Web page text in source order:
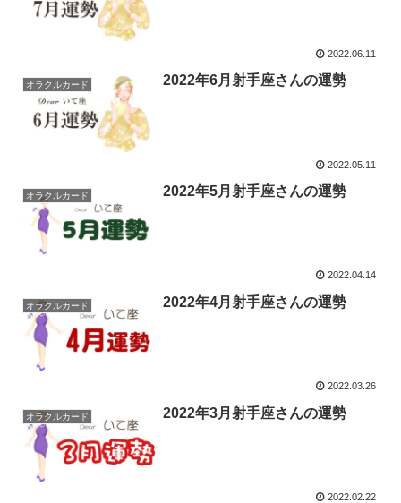
2022.06.11
オラクルカード 2022年6月射手座さんの運勢
2022.05.11
オラクルカード 2022年5月射手座さんの運勢
2022.04.14
オラクルカード 2022年4月射手座さんの運勢
2022.03.26
オラクルカード 2022年3月射手座さんの運勢
2022.02.22